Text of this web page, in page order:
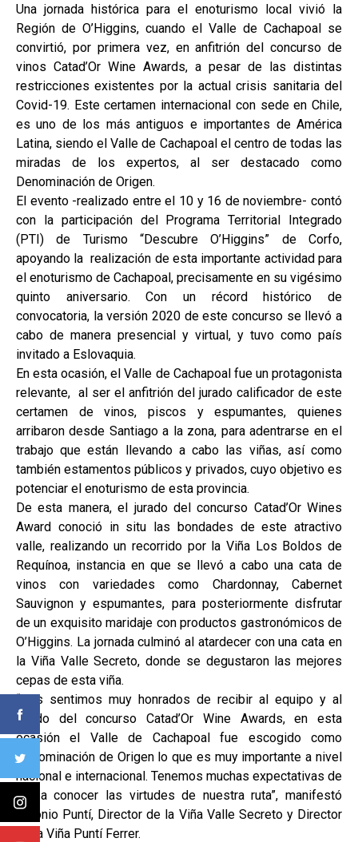
Una jornada histórica para el enoturismo local vivió la
Región de O’Higgins, cuando el Valle de Cachapoal se
convirtió, por primera vez, en anfitrión del concurso de
vinos Catad’Or Wine Awards, a pesar de las distintas
restricciones existentes por la actual crisis sanitaria del
Covid-19. Este certamen internacional con sede en Chile,
es uno de los más antiguos e importantes de América
Latina, siendo el Valle de Cachapoal el centro de todas las
miradas de los expertos, al ser destacado como
Denominación de Origen.
El evento -realizado entre el 10 y 16 de noviembre- contó
con la participación del Programa Territorial Integrado
(PTI) de Turismo “Descubre O’Higgins” de Corfo,
apoyando la realización de esta importante actividad para
el enoturismo de Cachapoal, precisamente en su vigésimo
quinto aniversario. Con un récord histórico de
convocatoria, la versión 2020 de este concurso se llevó a
cabo de manera presencial y virtual, y tuvo como país
invitado a Eslovaquia.
En esta ocasión, el Valle de Cachapoal fue un protagonista
relevante, al ser el anfitrión del jurado calificador de este
certamen de vinos, piscos y espumantes, quienes
arribaron desde Santiago a la zona, para adentrarse en el
trabajo que están llevando a cabo las viñas, así como
también estamentos públicos y privados, cuyo objetivo es
potenciar el enoturismo de esta provincia.
De esta manera, el jurado del concurso Catad’Or Wines
Award conoció in situ las bondades de este atractivo
valle, realizando un recorrido por la Viña Los Boldos de
Requínoa, instancia en que se llevó a cabo una cata de
vinos con variedades como Chardonnay, Cabernet
Sauvignon y espumantes, para posteriormente disfrutar
de un exquisito maridaje con productos gastronómicos de
O’Higgins. La jornada culminó al atardecer con una cata en
la Viña Valle Secreto, donde se degustaron las mejores
cepas de esta viña.
“Nos sentimos muy honrados de recibir al equipo y al
jurado del concurso Catad’Or Wine Awards, en esta
ocasión el Valle de Cachapoal fue escogido como
Denominación de Origen lo que es muy importante a nivel
nacional e internacional. Tenemos muchas expectativas de
dar a conocer las virtudes de nuestra ruta”, manifestó
Antonio Puntí, Director de la Viña Valle Secreto y Director
de la Viña Puntí Ferrer.